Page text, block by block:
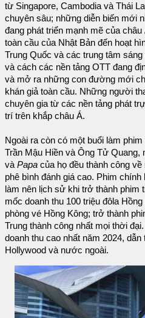
từ Singapore, Cambodia và Thái
chuyên sâu; những diễn biến mới
đang phát triển mạnh mẽ của
toàn cầu của Nhật Bản đến hoạt
Trung Quốc và các trung tâm
và cách các nền tảng OTT đang
và mở ra những con đường mới
khán giả toàn cầu. Những người
chuyên gia từ các nền tảng phát
trí trên khắp châu Á.
Ngoài ra còn có một buổi làm
Trần Mậu Hiền và Ông Tử Quang,
và Papa của họ đều thành công
phê bình đánh giá cao. Phim chính
làm nên lịch sử khi trở thành
mốc doanh thu 100 triệu đôla
phòng vé Hồng Kông; trở thành
Trung thành công nhất mọi thời
doanh thu cao nhất năm 2024,
Hollywood và nước ngoài.